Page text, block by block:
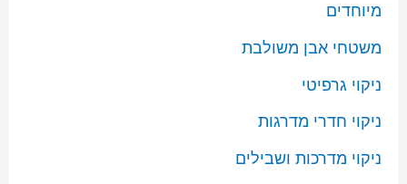
מיוחדים
משטחי אבן משולבת
ניקוי גרפיטי
ניקוי חדרי מדרגות
ניקוי מדרכות ושבילים